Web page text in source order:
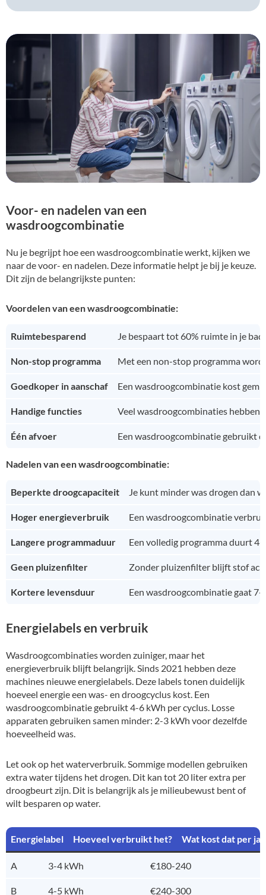
Voor- en nadelen van een
wasdroogcombinatie
Nu je begrijpt hoe een wasdroogcombinatie werkt, kijken we
naar de voor- en nadelen. Deze informatie helpt je bij je keuze.
Dit zijn de belangrijkste punten:
Voordelen van een wasdroogcombinatie:
Ruimtebesparend Je bespaart tot 60% ruimte in je
Non-stop programma Met een non-stop programma
Goedkoper in aanschaf Een wasdroogcombinatie kost
Handige functies Veel wasdroogcombinaties hebben
Één afvoer Een wasdroogcombinatie gebruikt
Nadelen van een wasdroogcombinatie:
Beperkte droogcapaciteit Je kunt minder was drogen dan
Hoger energieverbruik Een wasdroogcombinatie
Langere programmaduur Een volledig programma duurt
Geen pluizenfilter Zonder pluizenfilter blijft stof
Kortere levensduur Een wasdroogcombinatie gaat 7-
Energielabels en verbruik
Wasdroogcombinaties worden zuiniger, maar het
energieverbruik blijft belangrijk. Sinds 2021 hebben deze
machines nieuwe energielabels. Deze labels tonen duidelijk
hoeveel energie een was- en droogcyclus kost. Een
wasdroogcombinatie gebruikt 4-6 kWh per cyclus. Losse
apparaten gebruiken samen minder: 2-3 kWh voor dezelfde
hoeveelheid was.
Let ook op het waterverbruik. Sommige modellen gebruiken
extra water tijdens het drogen. Dit kan tot 20 liter extra per
droogbeurt zijn. Dit is belangrijk als je milieubewust bent of
wilt besparen op water.
Energielabel Hoeveel verbruikt het? Wat kost dat per
A 3-4 kWh €180-240
B 4-5 kWh €240-300